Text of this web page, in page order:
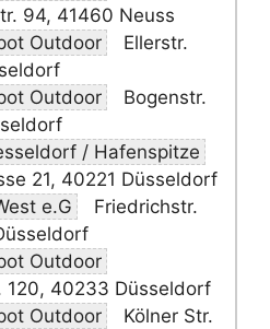
94, 41460 Neuss
Outdoor
Ellerstr.
Outdoor
Bogenstr.
/ Hafenspitze
21, 40221 Düsseldorf
e.G
Friedrichstr.
Outdoor
120, 40233 Düsseldorf
Outdoor
Kölner Str.